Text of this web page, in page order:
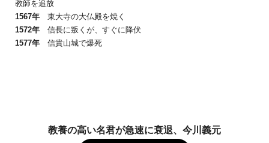
教師を追放
1567年 東大寺の大仏殿を焼く
1572年
信長に叛くが、すぐに降伏
1577年 信貴山城で爆死
教養の高い名君が急速に衰退、今川義元